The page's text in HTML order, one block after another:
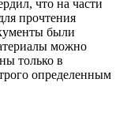
что на части
прочтения
были
можно
только в
определенным